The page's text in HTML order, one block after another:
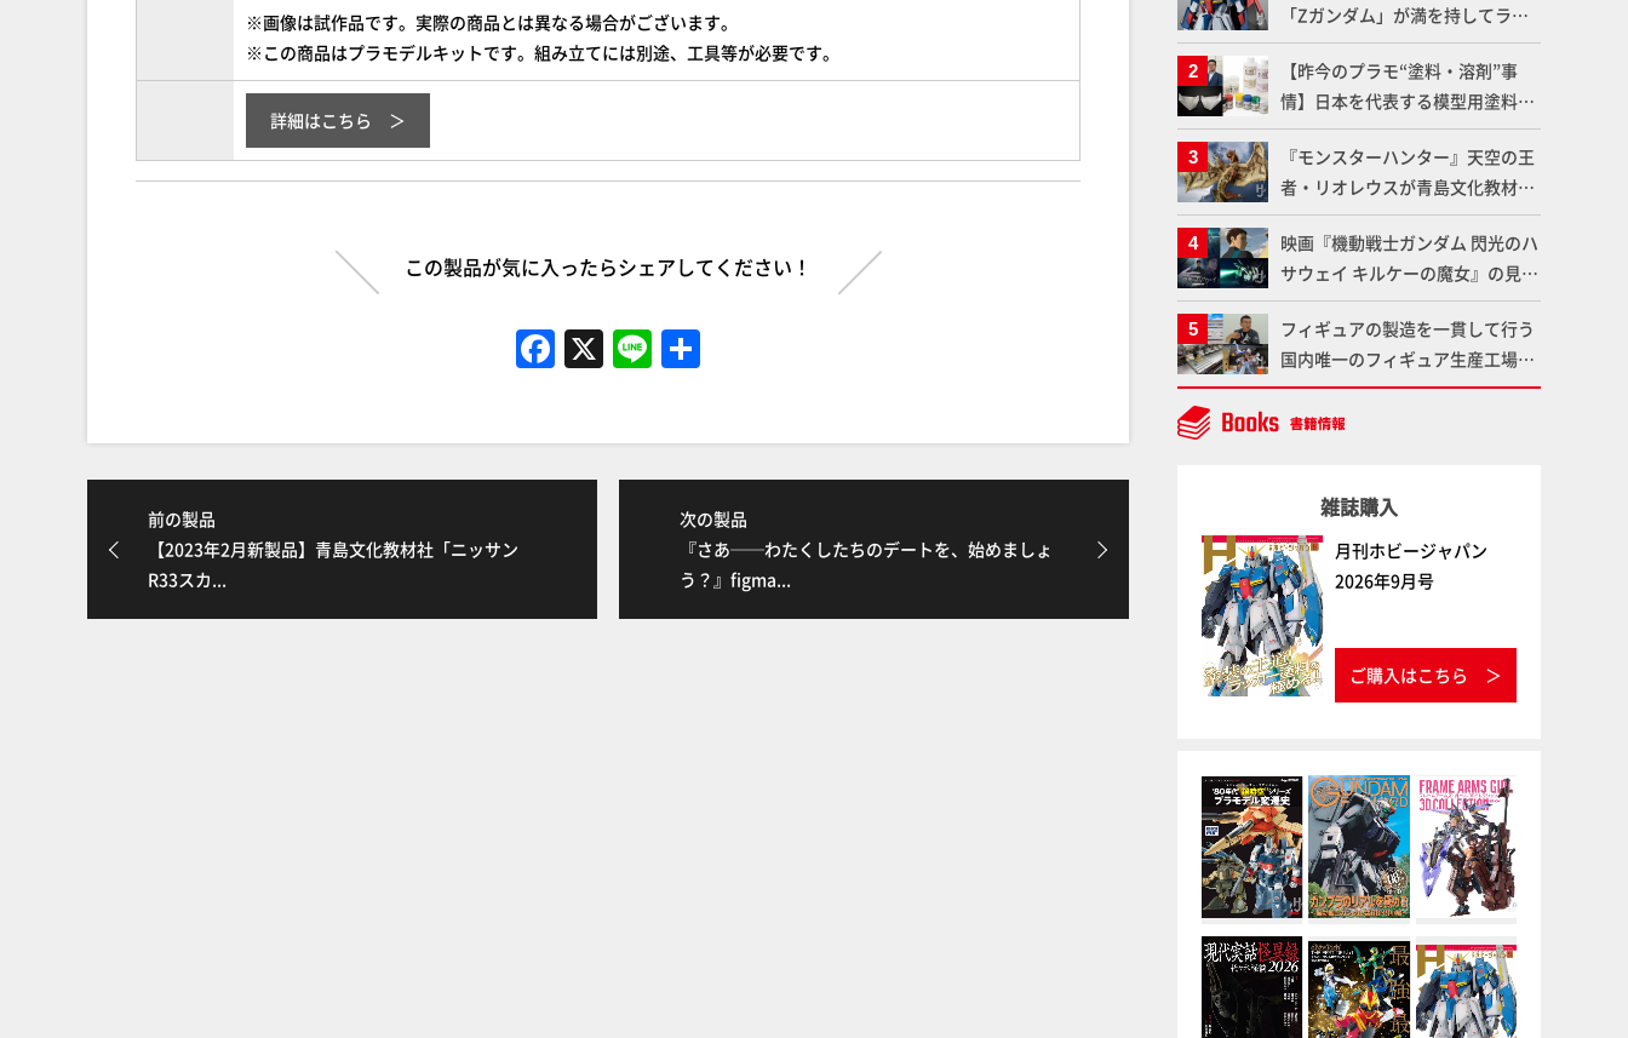
※画像は試作品です。実際の商品とは異なる場合がございます。
※この商品はプラモデルキットです。組み立てには別途、工具等が必要です。
詳細はこちら
この製品が気に入ったらシェアしてください！
F
a
e
k
X Li
n
前の製品
【2023年2月新製品】青島文化教材社「ニッサン
R33スカ...
次の製品
『さあ──わたくしたちのデートを、始めましょ
う？』figma...
「Zガンダム」が満を持してライ
ンナップ！ウェイブライダーへの
変形、劇中どおりのプロポーショ
ンを再現【機動戦士Zガンダム】
【昨今のプラモ“塗料・溶剤”事
情】日本を代表する模型用塗料
「Mr.カラー」やツールメーカー
である「GSIクレオス」が語るラ
ッカー塗料の未来とは？
『モンスターハンター』天空の王
者・リオレウスが青島文化教材社
「PLAfig.」にラインナップ！原
型・蟹蟲修造氏の彩色作例で超ハ
イディテールかつ躍動感に満ちた
造形をチェック
映画『機動戦士ガンダム 閃光のハ
サウェイ キルケーの魔女』の見放
題配信が8月31日（月）よりスタ
ート！Prime Videoで国内独占配
信
フィギュアの製造を一貫して行う
国内唯一のフィギュア生産工場グ
ッドスマイルカンパニーの楽月・
望月工場に突撃！谷本工場長への
雑誌購入
月刊ホビージャパン
2026年9月号
ご購入はこちら